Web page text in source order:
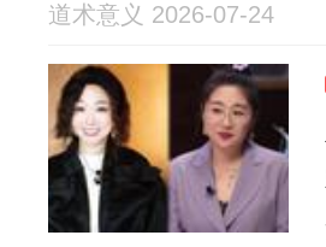
道术意义 2026-07-24